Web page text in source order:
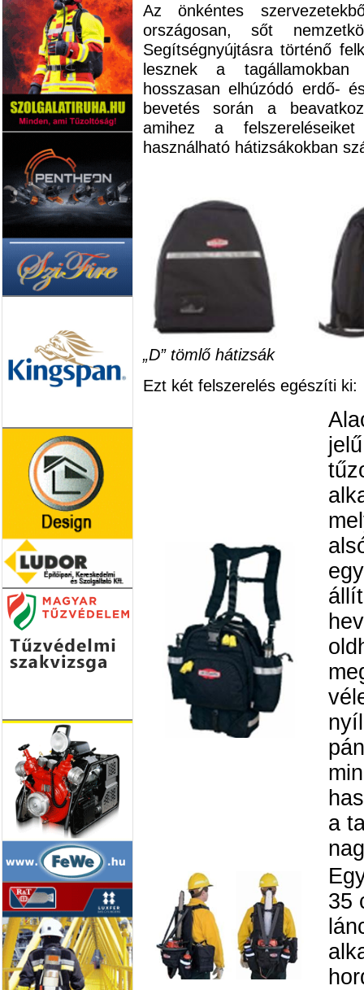
Az önkéntes
országosan, sőt
Segítségnyújtásra történő
lesznek a tagállamokban
hosszasan elhúzódó erdő-
bevetés során a
amihez a
használható hátizsákokban
„D” tömlő hátizsák
Ezt két felszerelés egészíti ki:
a
35